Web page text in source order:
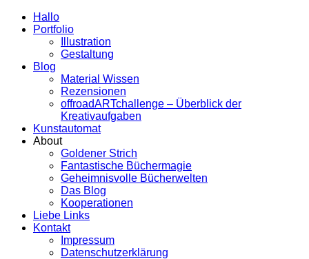
Hallo
Portfolio
Illustration
Gestaltung
Blog
Material Wissen
Rezensionen
offroadARTchallenge – Überblick der
Kreativaufgaben
Kunstautomat
About
Goldener Strich
Fantastische Büchermagie
Geheimnisvolle Bücherwelten
Das Blog
Kooperationen
Liebe Links
Kontakt
Impressum
Datenschutzerklärung